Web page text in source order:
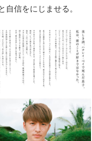
自信をにじませる。